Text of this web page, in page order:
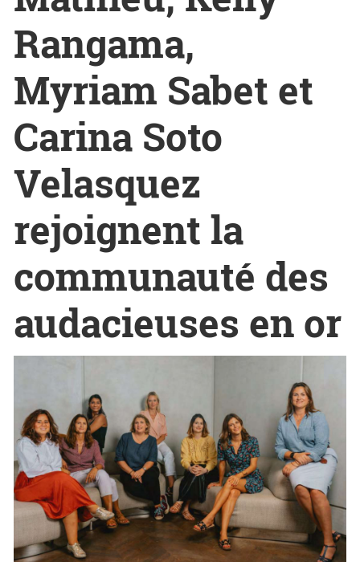
Rangama,
Myriam Sabet et
Carina Soto
Velasquez
rejoignent la
communauté des
audacieuses en or